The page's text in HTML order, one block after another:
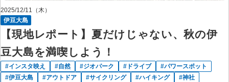
2025/12/11（木）
伊豆大島
【現地レポート】夏だけじゃない、秋の伊
豆大島を満喫しよう！
インスタ映え 自然 ジオパーク ドライブ
パワースポット
伊豆大島
アウトドア サイクリング ハイキング
神社